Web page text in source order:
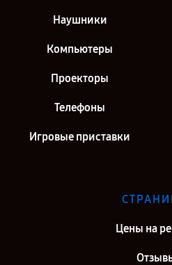
Наушники
Компьютеры
Проекторы
Телефоны
Игровые приставки
Цены на